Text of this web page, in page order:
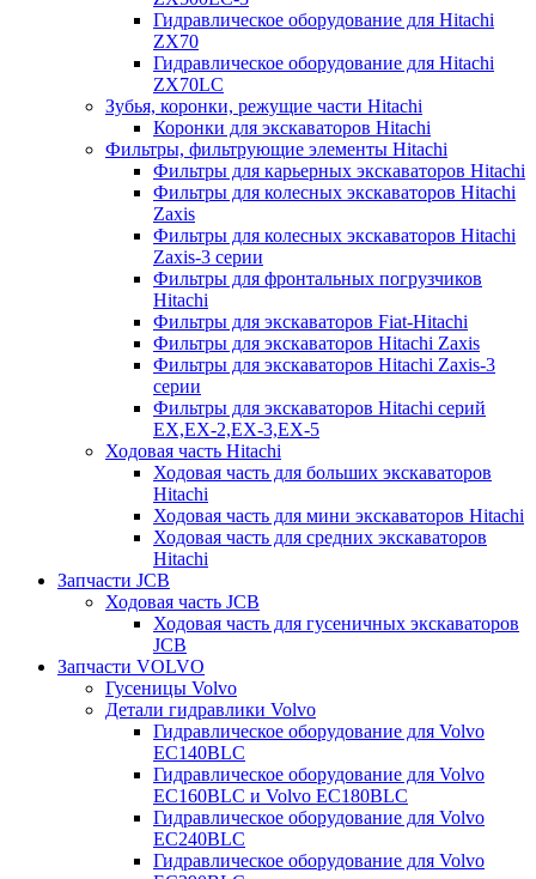
Гидравлическое оборудование для Hitachi
ZX70
Гидравлическое оборудование для Hitachi
ZX70LC
Зубья, коронки, режущие части Hitachi
Коронки для экскаваторов Hitachi
Фильтры, фильтрующие элементы Hitachi
Фильтры для карьерных экскаваторов Hitachi
Фильтры для колесных экскаваторов Hitachi
Zaxis
Фильтры для колесных экскаваторов Hitachi
Zaxis-3 серии
Фильтры для фронтальных погрузчиков
Hitachi
Фильтры для экскаваторов Fiat-Hitachi
Фильтры для экскаваторов Hitachi Zaxis
Фильтры для экскаваторов Hitachi Zaxis-3
серии
Фильтры для экскаваторов Hitachi серий
EX,EX-2,EX-3,EX-5
Ходовая часть Hitachi
Ходовая часть для больших экскаваторов
Hitachi
Ходовая часть для мини экскаваторов Hitachi
Ходовая часть для средних экскаваторов
Hitachi
Запчасти JCB
Ходовая часть JCB
Ходовая часть для гусеничных экскаваторов
JCB
Запчасти VOLVO
Гусеницы Volvo
Детали гидравлики Volvo
Гидравлическое оборудование для Volvo
EC140BLC
Гидравлическое оборудование для Volvo
EC160BLC и Volvo EC180BLC
Гидравлическое оборудование для Volvo
EC240BLC
Гидравлическое оборудование для Volvo